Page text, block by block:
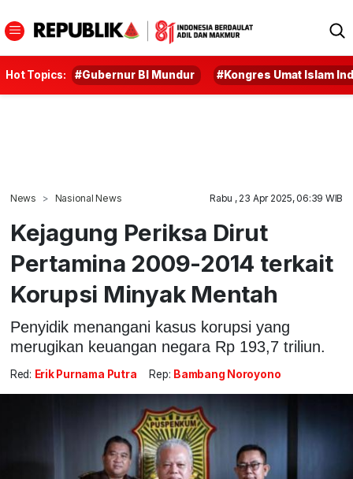
Hot Topics: #Gubernur BI Mundur #Kongres Umat Islam
News Nasional News Rabu , 23 Apr 2025, 06:39 WIB
Kejagung Periksa Dirut
Pertamina 2009-2014 terkait
Korupsi Minyak Mentah
Penyidik menangani kasus korupsi yang
merugikan keuangan negara Rp 193,7 triliun.
Red: Erik Purnama Putra Rep: Bambang Noroyono